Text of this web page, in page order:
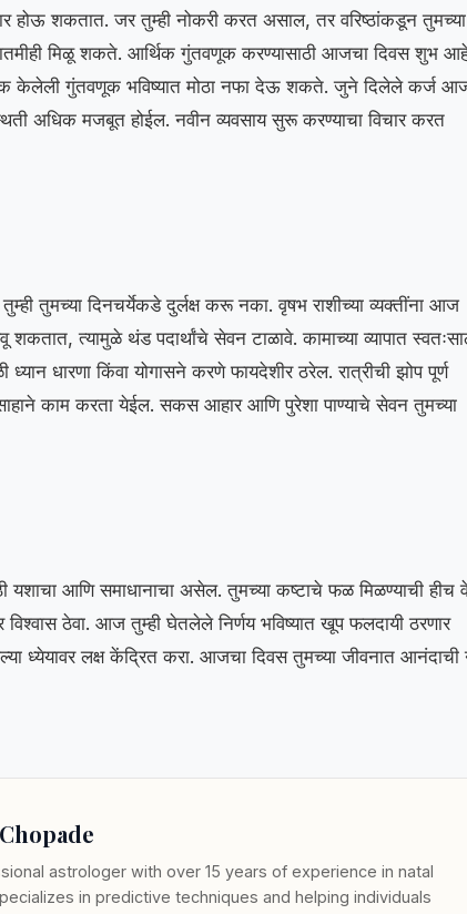
होऊ शकतात. जर तुम्ही नोकरी करत असाल, तर वरिष्ठांकडून तुमच्या
मिळू शकते. आर्थिक गुंतवणूक करण्यासाठी आजचा दिवस शुभ
केलेली गुंतवणूक भविष्यात मोठा नफा देऊ शकते. जुने दिलेले कर्ज
अधिक मजबूत होईल. नवीन व्यवसाय सुरू करण्याचा विचार करत
तुमच्या दिनचर्येकडे दुर्लक्ष करू नका. वृषभ राशीच्या व्यक्तींना आज
त्यामुळे थंड पदार्थांचे सेवन टाळावे. कामाच्या व्यापात
धारणा किंवा योगासने करणे फायदेशीर ठरेल. रात्रीची झोप पूर्ण
काम करता येईल. सकस आहार आणि पुरेशा पाण्याचे सेवन तुमच्या
यशाचा आणि समाधानाचा असेल. तुमच्या कष्टाचे फळ मिळण्याची हीच
ठेवा. आज तुम्ही घेतलेले निर्णय भविष्यात खूप फलदायी ठरणार
ध्येयावर लक्ष केंद्रित करा. आजचा दिवस तुमच्या जीवनात आनंदाची
astrologer with over 15 years of experience in natal
in predictive techniques and helping individuals